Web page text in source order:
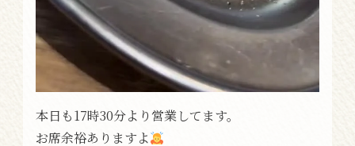
本日も17時30分より営業してます。
お席余裕ありますよ